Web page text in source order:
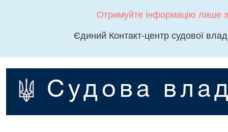
Отримуйте інформацію лише
Єдиний Контакт-центр судової
Судова